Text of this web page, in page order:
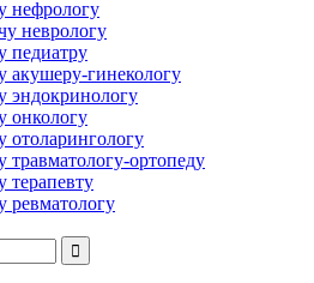
нефрологу
неврологу
педиатру
акушеру-гинекологу
эндокринологу
онкологу
отоларингологу
травматологу-ортопеду
терапевту
ревматологу